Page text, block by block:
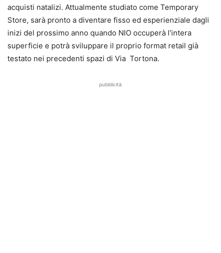
acquisti natalizi. Attualmente studiato come Temporary
Store, sarà pronto a diventare fisso ed esperienziale dagli
inizi del prossimo anno quando NIO occuperà l’intera
superficie e potrà sviluppare il proprio format retail già
testato nei precedenti spazi di Via Tortona.
pubblicità